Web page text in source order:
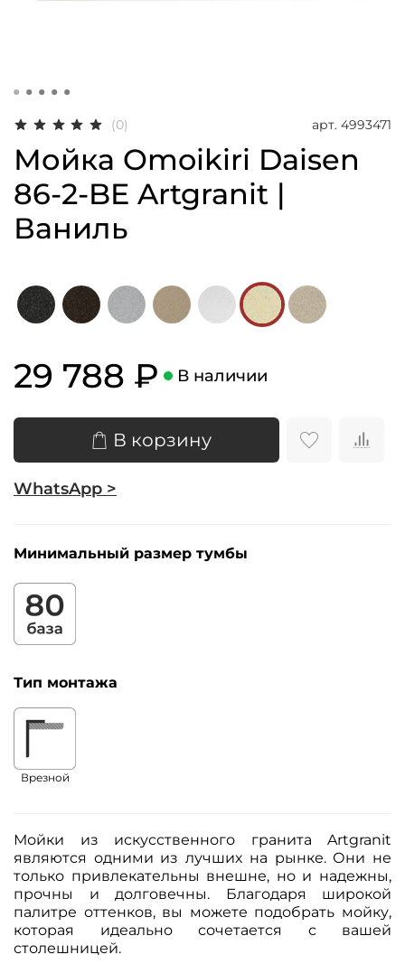
(0) арт. 4993471
Мойка Omoikiri Daisen
86-2-BE Artgranit |
Ваниль
29 788 ₽ В наличии
В корзину
WhatsApp >
Минимальный размер тумбы
Тип монтажа
Врезной
Мойки из искусственного гранита Artgranit
являются одними из лучших на рынке. Они не
только привлекательны внешне, но и надежны,
прочны и долговечны. Благодаря широкой
палитре оттенков, вы можете подобрать мойку,
которая идеально сочетается с вашей
столешницей.